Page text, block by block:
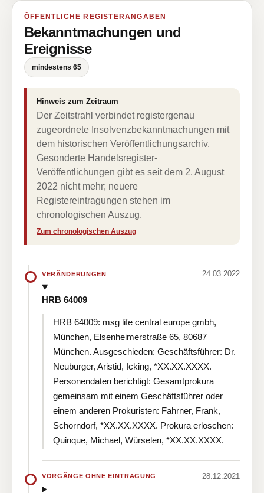
ÖFFENTLICHE REGISTERANGABEN
Bekanntmachungen und
Ereignisse
mindestens 65
Hinweis zum Zeitraum
Der Zeitstrahl verbindet registergenau
zugeordnete Insolvenzbekanntmachungen mit
dem historischen Veröffentlichungsarchiv.
Gesonderte Handelsregister-
Veröffentlichungen gibt es seit dem 2. August
2022 nicht mehr; neuere
Registereintragungen stehen im
chronologischen Auszug.
Zum chronologischen Auszug
VERÄNDERUNGEN 24.03.2022
HRB 64009
HRB 64009: msg life central europe gmbh,
München, Elsenheimerstraße 65, 80687
München. Ausgeschieden: Geschäftsführer: Dr.
Neuburger, Aristid, Icking, *XX.XX.XXXX.
Personendaten berichtigt: Gesamtprokura
gemeinsam mit einem Geschäftsführer oder
einem anderen Prokuristen: Fahrner, Frank,
Schorndorf, *XX.XX.XXXX. Prokura erloschen:
Quinque, Michael, Würselen, *XX.XX.XXXX.
VORGÄNGE OHNE EINTRAGUNG 28.12.2021